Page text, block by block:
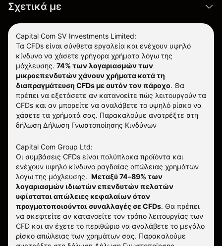
Σχετικά με
Capital Com SV Investments Limited:
Τα CFDs είναι σύνθετα εργαλεία και ενέχουν υψηλό
κίνδυνο να χάσετε γρήγορα χρήματα λόγω της
μόχλευσης. 74% των λογαριασμών των
μικροεπενδυτών χάνουν χρήματα κατά τη
διαπραγμάτευση CFDs με αυτόν τον πάροχο. Θα
πρέπει να εξετάσετε αν κατανοείτε πώς λειτουργούν τα
CFDs και αν μπορείτε να αναλάβετε το υψηλό ρίσκο να
χάσετε τα χρήματά σας. Παρακαλούμε ανατρέξτε στη
δήλωση Δήλωση Γνωστοποίησης Κινδύνων
Capital Com Group Ltd:
Οι συμβάσεις CFDs είναι πολύπλοκα προϊόντα και
ενέχουν υψηλό κίνδυνο ραγδαίας απώλειας χρημάτων
λόγω της μόχλευσης. Μεταξύ 74–89% των
λογαριασμών ιδιωτών επενδυτών πελατών
υφίσταται απώλειες κεφαλαίων όταν
πραγματοποιούνται συναλλαγές σε CFDs. Θα πρέπει
να σκεφτείτε αν κατανοείτε τον τρόπο λειτουργίας των
CFD και αν έχετε το περιθώριο να αναλάβετε το μεγάλο
ρίσκο απώλειας των χρημάτων σας. Παρακαλούμε